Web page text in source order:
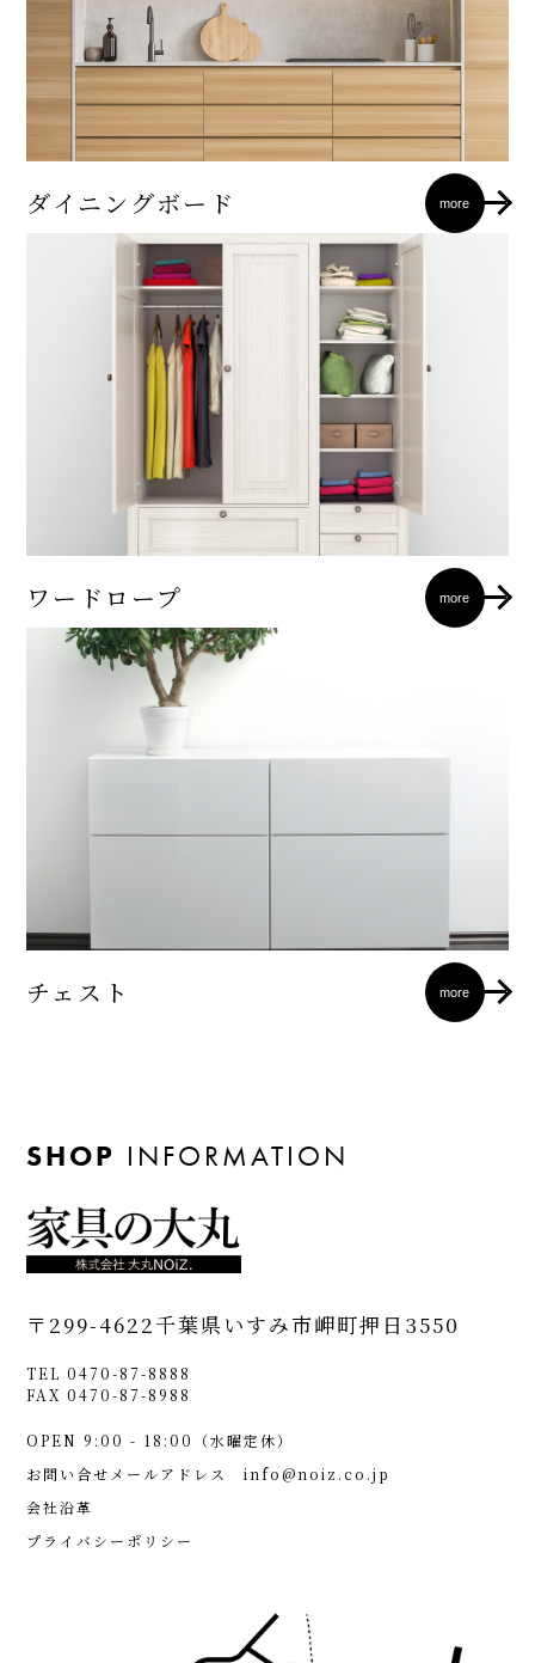
ダイニングボード more
ワードロープ more
チェスト more
SHOP INFORMATION
〒299-4622千葉県いすみ市岬町押日3550
TEL 0470-87-8888
FAX 0470-87-8988
OPEN 9:00 - 18:00（水曜定休）
お問い合せメールアドレスinfo@noiz.co.jp
会社沿革
プライバシーポリシー